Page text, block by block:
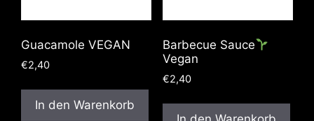
Guacamole VEGAN
€2,40
In den Warenkorb
Barbecue Sauce
Vegan
€2,40